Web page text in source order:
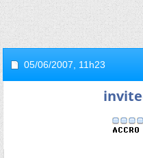
05/06/2007, 11h23